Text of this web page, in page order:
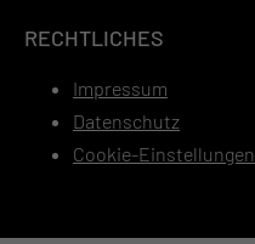
RECHTLICHES
Impressum
Datenschutz
Cookie-Einstellungen